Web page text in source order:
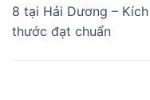
8 tại Hải Dương – Kích
thước đạt chuẩn